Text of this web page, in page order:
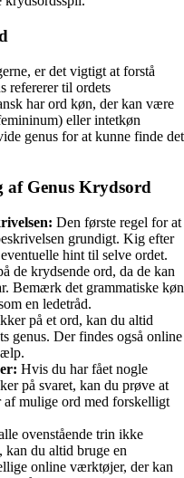
er det vigtigt at forstå
refererer til ordets
har ord køn, der kan være
eller intetkøn
genus for at kunne finde det
Genus Krydsord
Den første regel for at
grundigt. Kig efter
hint til selve ordet.
de krydsende ord, da de kan
Bemærk det grammatiske køn
en ledetråd.
på et ord, kan du altid
genus. Der findes også online
Hvis du har fået nogle
på svaret, kan du prøve at
mulige ord med forskelligt
ovenstående trin ikke
du altid bruge en
online værktøjer, der kan